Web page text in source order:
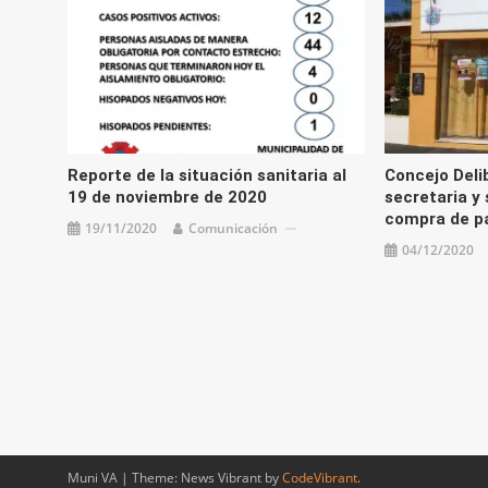
Reporte de la situación sanitaria al
19 de noviembre de 2020
19/11/2020 Comunicación
Concejo
secretaria y
compra de
04/12/2020
Muni VA | Theme: News Vibrant byCodeVibrant.